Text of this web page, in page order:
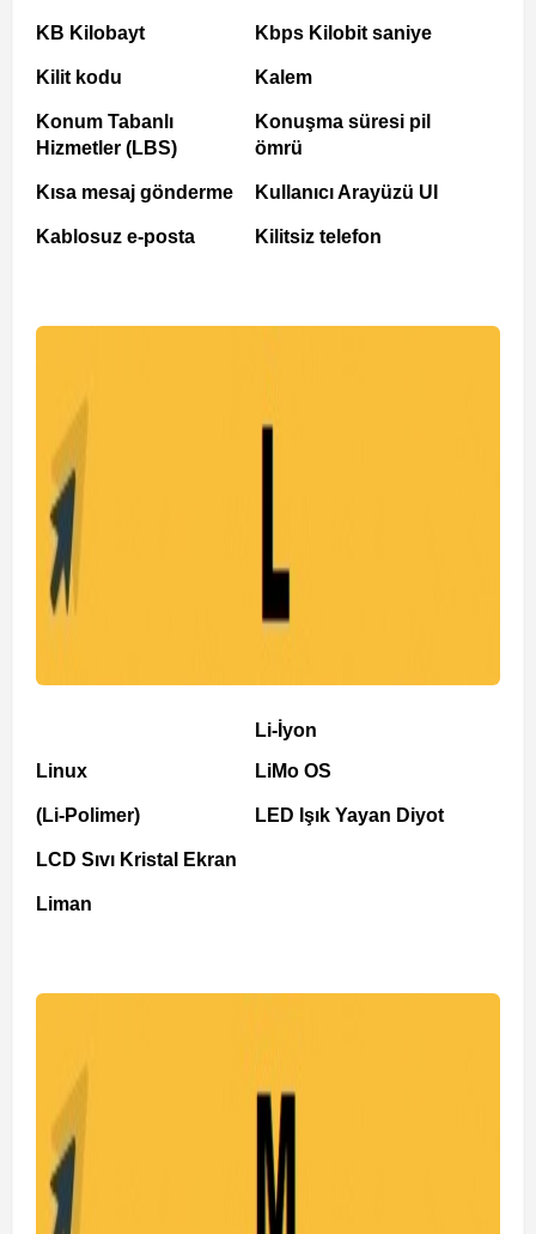
KB Kilobayt
Kilit kodu
Konum Tabanlı
Hizmetler (LBS)
Kısa mesaj gönderme
Kablosuz e-posta
Kbps Kilobit saniye
Kalem
Konuşma süresi pil
ömrü
Kullanıcı Arayüzü UI
Kilitsiz telefon
Linux
(Li-Polimer)
LCD Sıvı Kristal Ekran
Liman
Li-İyon
LiMo OS
LED Işık Yayan Diyot